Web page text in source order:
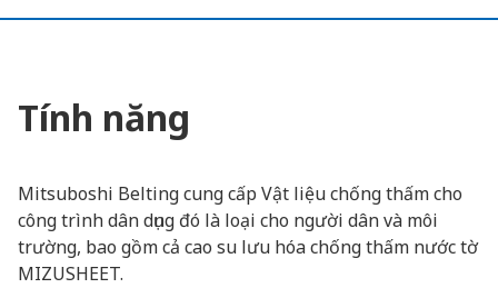
Tính năng
Mitsuboshi Belting cung cấp Vật liệu chống thấm cho
công trình dân dụng đó là loại cho người dân và môi
trường, bao gồm cả cao su lưu hóa chống thấm nước tờ
MIZUSHEET.